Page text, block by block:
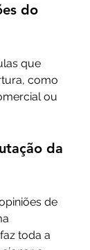
do
que
como
ou
da
de
toda a